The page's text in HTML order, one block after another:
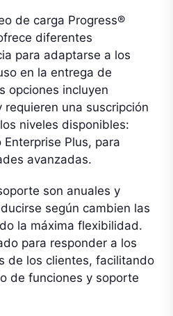
de carga Progress®
diferentes
para adaptarse a los
en la entrega de
opciones incluyen
una suscripción
niveles disponibles:
Plus, para
avanzadas.
son anuales y
según cambien las
la máxima flexibilidad.
para responder a los
de los clientes, facilitando
de funciones y soporte